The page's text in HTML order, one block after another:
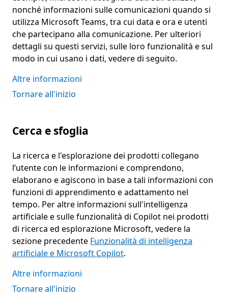
nonché informazioni sulle comunicazioni quando si
utilizza Microsoft Teams, tra cui data e ora e utenti
che partecipano alla comunicazione. Per ulteriori
dettagli su questi servizi, sulle loro funzionalità e sul
modo in cui usano i dati, vedere di seguito.
Altre informazioni
Tornare all'inizio
Cerca e sfoglia
La ricerca e l'esplorazione dei prodotti collegano
l’utente con le informazioni e comprendono,
elaborano e agiscono in base a tali informazioni con
funzioni di apprendimento e adattamento nel
tempo. Per altre informazioni sull'intelligenza
artificiale e sulle funzionalità di Copilot nei prodotti
di ricerca ed esplorazione Microsoft, vedere la
sezione precedente Funzionalità di intelligenza
artificiale e Microsoft Copilot.
Altre informazioni
Tornare all'inizio